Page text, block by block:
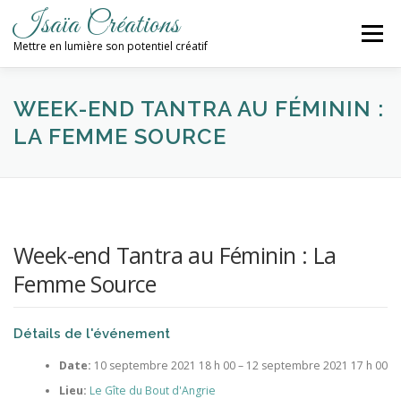
contenu
Isaïa Créations
Mettre en lumière son potentiel créatif
Menu
ACCUEIL MES CRÉATIONS ATELIERS
WEEK-END TANTRA AU FÉMININ :
LA FEMME SOURCE
Week-end Tantra au Féminin : La
Femme Source
Détails de l'événement
Date: 10 septembre 2021 18 h 00– 12 septembre 2021 17 h 00
Lieu: Le Gîte du Bout d'Angrie